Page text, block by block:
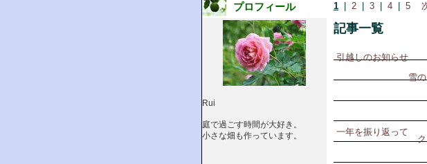
1 2 3 4 5
記事一覧
引越しのお知らせ
雪
一年を振り返って
プロフィール
Rui
庭で過ごす時間が大好き。
小さな畑も作っています。